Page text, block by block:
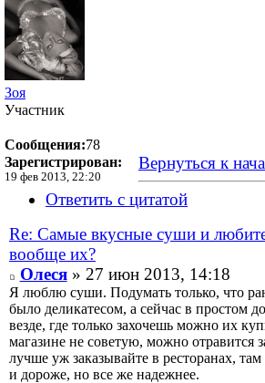
Зоя
Участник
Сообщения:78
Зарегистрирован:
19 фев 2013, 22:20
Вернуться к
Ответить с цитатой
Re: Самые вкусные суши и
вообще их?
Олеся» 27 июн 2013, 14:18
Я люблю суши. Подумать только, что
было деликатесом, а сейчас в простом
везде, где только захочешь можно их
магазине не советую, можно отравится
лучше уж заказывайте в ресторанах,
и дороже, но все же надежнее.